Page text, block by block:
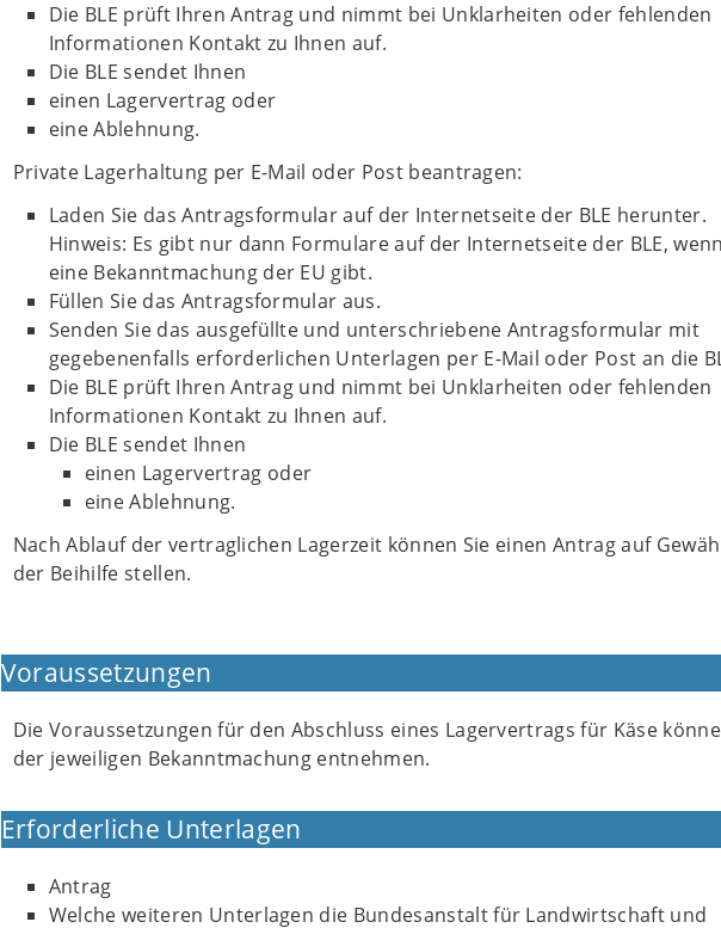
Die BLE prüft Ihren Antrag und nimmt bei Unklarheiten oder fehlenden
Informationen Kontakt zu Ihnen auf.
Die BLE sendet Ihnen
einen Lagervertrag oder
eine Ablehnung.
Private Lagerhaltung per E-Mail oder Post beantragen:
Laden Sie das Antragsformular auf der Internetseite der BLE herunter.
Hinweis: Es gibt nur dann Formulare auf der Internetseite der BLE,
eine Bekanntmachung der EU gibt.
Füllen Sie das Antragsformular aus.
Senden Sie das ausgefüllte und unterschriebene Antragsformular mit
gegebenenfalls erforderlichen Unterlagen per E-Mail oder Post an die
Die BLE prüft Ihren Antrag und nimmt bei Unklarheiten oder fehlenden
Informationen Kontakt zu Ihnen auf.
Die BLE sendet Ihnen
einen Lagervertrag oder
eine Ablehnung.
Nach Ablauf der vertraglichen Lagerzeit können Sie einen Antrag auf
der Beihilfe stellen.
Voraussetzungen
Die Voraussetzungen für den Abschluss eines Lagervertrags für Käse
der jeweiligen Bekanntmachung entnehmen.
Erforderliche Unterlagen
Antrag
Welche weiteren Unterlagen die Bundesanstalt für Landwirtschaft und